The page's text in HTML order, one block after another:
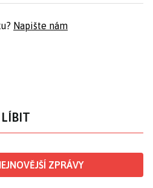
Napište nám
ZPRÁVY